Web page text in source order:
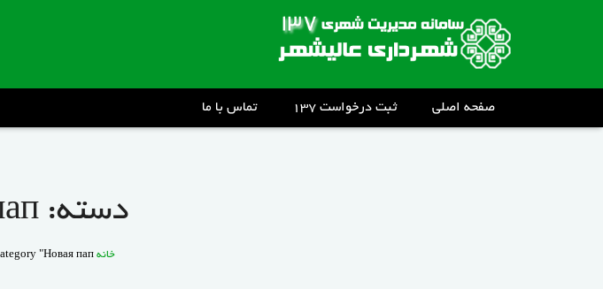
صفحه اصلی ثبت درخواست ۱۳۷ تماس با ما
دسته:
خانه "Новая пап"